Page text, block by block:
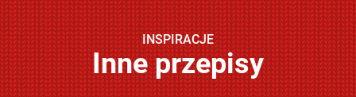
INSPIRACJE
Inne przepisy